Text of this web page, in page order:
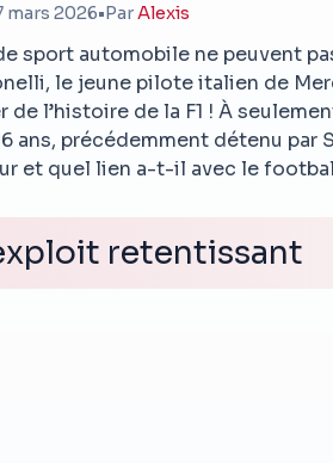
mars 2026•ParAlexis
sport automobile ne peuvent
le jeune pilote italien de
de l’histoire de la F1 ! À
ans, précédemment détenu
et quel lien a-t-il avec le
retentissant